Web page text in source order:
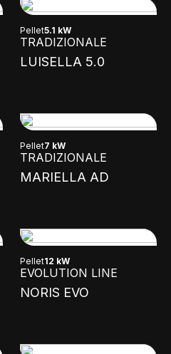
Pellet5.1 kW
TRADIZIONALE
LUISELLA 5.0
Pellet7 kW
TRADIZIONALE
MARIELLA AD
Pellet12 kW
EVOLUTION LINE
NORIS EVO